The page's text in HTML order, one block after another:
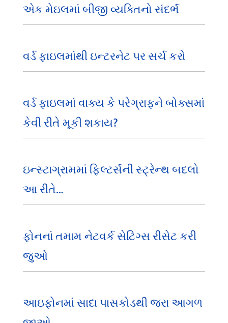
એક મેઇલમાં બીજી વ્યક્તિનો સંદર્ભ
વર્ડ ફાઇલમાંથી ઇન્ટરનેટ પર સર્ચ કરો
વર્ડ ફાઇલમાં વાક્ય કે પરેગ્રાફને બોક્સમાં
કેવી રીતે મૂકી શકાય?
ઇન્સ્ટાગ્રામમાં ફિલ્ટર્સની સ્ટ્રેન્થ બદલો
આ રીતે…
ફોનનાં તમામ નેટવર્ક સેટિંગ્સ રીસેટ કરી
જુઓ
આઇફોનમાં સાદા પાસકોડથી જરા આગળ